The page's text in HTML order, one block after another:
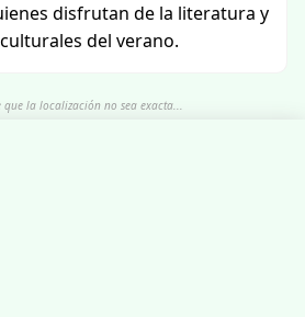
disfrutan de la literatura y
del verano.
que la localización no sea exacta...